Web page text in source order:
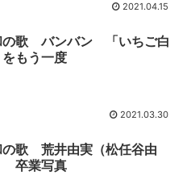
2021.04.15
の歌 バンバン 「いちご白
もう一度
2021.03.30
の歌 荒井由実（松任谷由
卒業写真